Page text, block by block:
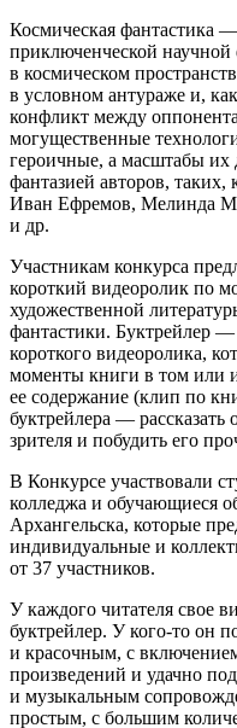
Космическая фантастика
приключенческой научной
в космическом
в условном антураже и,
конфликт между
могущественные
героичные, а масштабы
фантазией авторов,
Иван Ефремов, Мелинда
и др.
Участникам конкурса
короткий видеоролик по
художественной
фантастики. Буктрейлер
короткого видеоролика,
моменты книги в том или
ее содержание (клип по
буктрейлера — рассказать
зрителя и побудить его
В Конкурсе участвовали
колледжа и обучающиеся
Архангельска, которые
индивидуальные и
от 37 участников.
У каждого читателя свое
буктрейлер. У кого-то он
и красочным, с
произведений и удачно
и музыкальным
простым, с большим